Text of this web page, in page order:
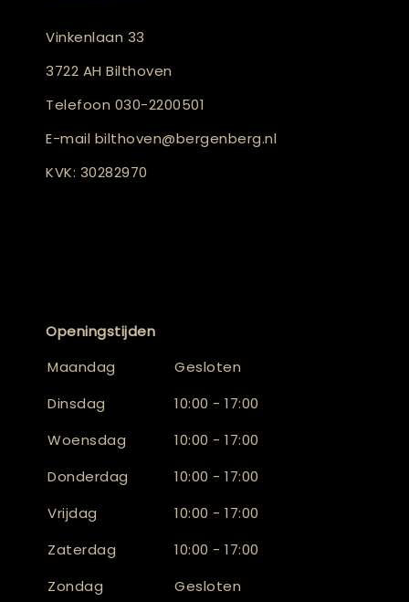
Vinkenlaan 33
3722 AH Bilthoven
Telefoon 030-2200501
E-mail bilthoven@bergenberg.nl
KVK: 30282970
Openingstijden
Maandag
Gesloten
Dinsdag
10:00 - 17:00
Woensdag
10:00 - 17:00
Donderdag
10:00 - 17:00
Vrijdag
10:00 - 17:00
Zaterdag
10:00 - 17:00
Zondag
Gesloten